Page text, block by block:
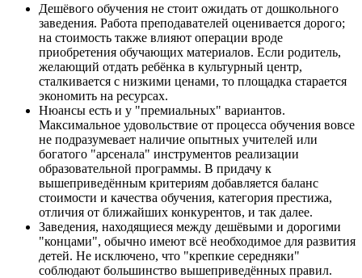
Дешёвого обучения не стоит ожидать от дошкольного
заведения. Работа преподавателей оценивается дорого;
на стоимость также влияют операции вроде
приобретения обучающих материалов. Если родитель,
желающий отдать ребёнка в культурный центр,
сталкивается с низкими ценами, то площадка старается
экономить на ресурсах.
Нюансы есть и у "премиальных" вариантов.
Максимальное удовольствие от процесса обучения вовсе
не подразумевает наличие опытных учителей или
богатого "арсенала" инструментов реализации
образовательной программы. В придачу к
вышеприведённым критериям добавляется баланс
стоимости и качества обучения, категория престижа,
отличия от ближайших конкурентов, и так далее.
Заведения, находящиеся между дешёвыми и дорогими
"концами", обычно имеют всё необходимое для развития
детей. Не исключено, что "крепкие середняки"
соблюдают большинство вышеприведённых правил.